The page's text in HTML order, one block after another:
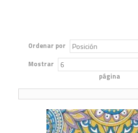
Ordenar por
Mostrar
página